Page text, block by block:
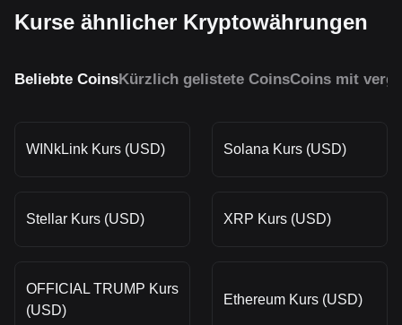
Kurse ähnlicher Kryptowährungen
Beliebte CoinsKürzlich gelistete CoinsCoins mit
WINkLink Kurs (USD) Solana Kurs (USD)
Stellar Kurs (USD) XRP Kurs (USD)
OFFICIAL TRUMP Kurs
(USD)
Ethereum Kurs (USD)